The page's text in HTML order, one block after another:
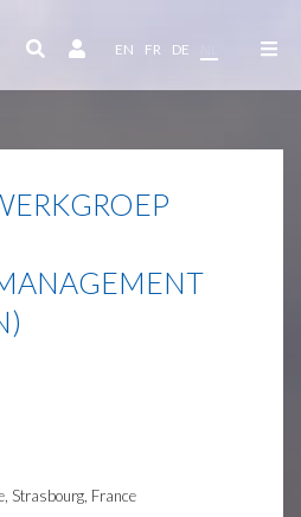
EN FR DE
Strasbourg, France